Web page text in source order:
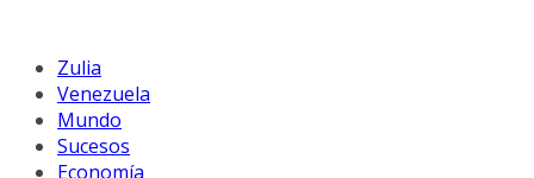
Zulia
Venezuela
Mundo
Sucesos
Economía